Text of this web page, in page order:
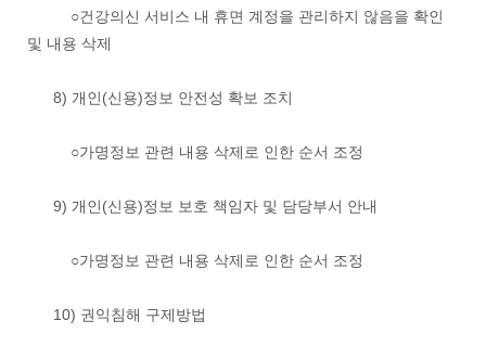
○건강의신 서비스 내 휴면 계정을 관리하지 않음을 확인
및 내용 삭제
8) 개인(신용)정보 안전성 확보 조치
○가명정보 관련 내용 삭제로 인한 순서 조정
9) 개인(신용)정보 보호 책임자 및 담당부서 안내
○가명정보 관련 내용 삭제로 인한 순서 조정
10) 권익침해 구제방법